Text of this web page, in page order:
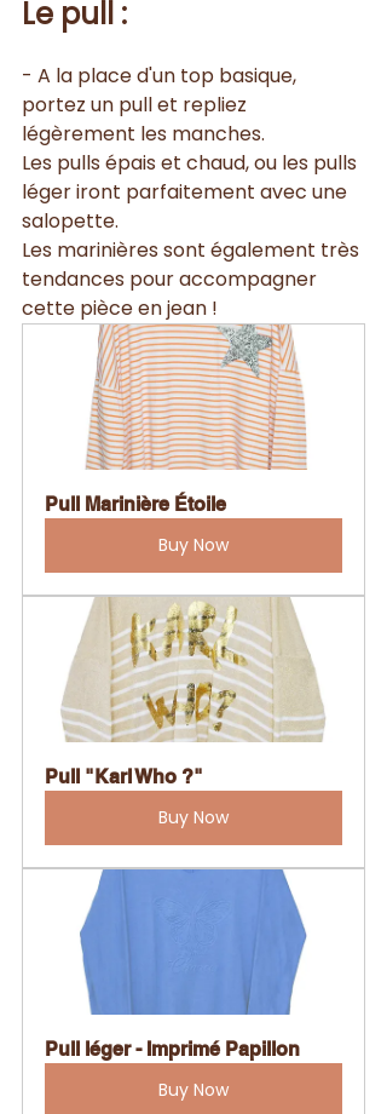
Le pull :
- A la place d'un top basique,
portez un pull et repliez
légèrement les manches.
Les pulls épais et chaud, ou les pulls
léger iront parfaitement avec une
salopette.
Les marinières sont également très
tendances pour accompagner
cette pièce en jean !
Pull Marinière Étoile
Buy Now
Pull "Karl Who ?"
Buy Now
Pull léger - Imprimé Papillon
Buy Now